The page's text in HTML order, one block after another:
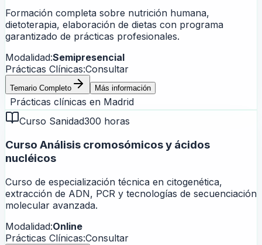
Formación completa sobre nutrición humana,
dietoterapia, elaboración de dietas con programa
garantizado de prácticas profesionales.
Modalidad:Semipresencial
Prácticas Clínicas:Consultar
Temario Completo Más información
Prácticas clínicas en Madrid
Curso Sanidad300 horas
Curso Análisis cromosómicos y ácidos
nucléicos
Curso de especialización técnica en citogenética,
extracción de ADN, PCR y tecnologías de secuenciación
molecular avanzada.
Modalidad:Online
Prácticas Clínicas:Consultar